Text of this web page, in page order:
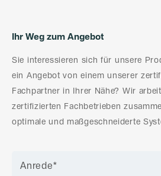
Ihr Weg zum Angebot
Sie interessieren sich für unsere
ein Angebot von einem unserer
Fachpartner in Ihrer Nähe? Wir
zertifizierten Fachbetrieben
optimale und maßgeschneiderte